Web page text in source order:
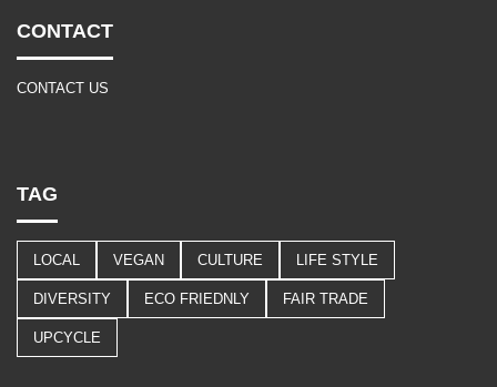
CONTACT
CONTACT US
TAG
LOCAL VEGAN CULTURE LIFE STYLE
DIVERSITY ECO FRIEDNLY FAIR TRADE
UPCYCLE